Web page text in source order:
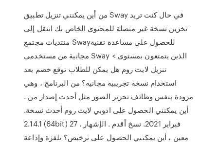
من أين يمكنني تنزيل تطبيق Sway في حال كنت تريد
تخزين نسخة غير متصلة للمحتوى الخاص بك انتقل إلى
منتديات مجتمع Sway‏ للحصول على مساعدة تقنية
مجانية من مستخدمي Sway الذين يتمتعون بمستوى >
تنزيل لايت روم هل يمكن للطلاب توقع خصم بعد
استخدام نسخة تجريبية مجانية؟ من البرنامج ، وهي
مزودة بنفس وظائف تحرير الصور مثل أحدث إصدار من .
أين يمكنني الحصول على ادوبي لايت روم أحدث نسخة.
2.14.1 (64bit) 27 فبراير 2021. نسخ أقدم . الإشهار .
معين ، أين يمكنني الحصول على ترخيص؟ تلفزة وإذاعة